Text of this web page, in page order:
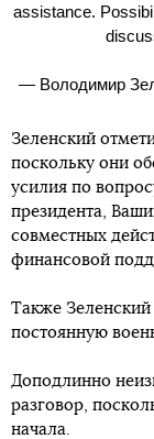
assistance.
— Володимир
Зеленский
поскольку они
усилия по
президента,
совместных
финансовой
Также Зеленский
постоянную
Доподлинно
разговор,
начала.